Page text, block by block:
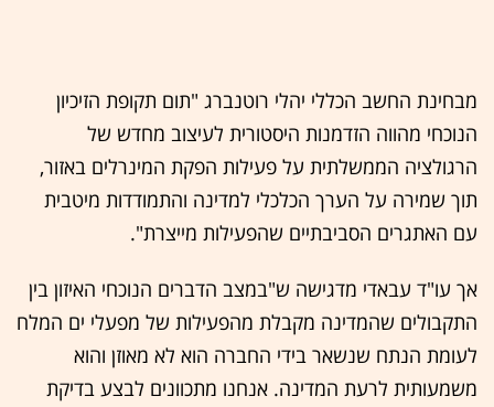
מבחינת החשב הכללי יהלי רוטנברג "תום תקופת הזיכיון
הנוכחי מהווה הזדמנות היסטורית לעיצוב מחדש של
הרגולציה הממשלתית על פעילות הפקת המינרלים באזור,
תוך שמירה על הערך הכלכלי למדינה והתמודדות מיטבית
עם האתגרים הסביבתיים שהפעילות מייצרת".
אך עו"ד עבאדי מדגישה ש"במצב הדברים הנוכחי האיזון בין
התקבולים שהמדינה מקבלת מהפעילות של מפעלי ים המלח
לעומת הנתח שנשאר בידי החברה הוא לא מאוזן והוא
משמעותית לרעת המדינה. אנחנו מתכוונים לבצע בדיקת